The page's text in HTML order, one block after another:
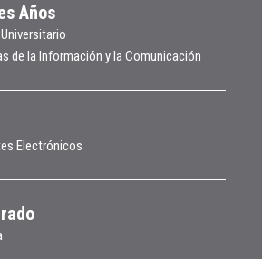
Años
de la Información y la Comunicación
Electrónicos